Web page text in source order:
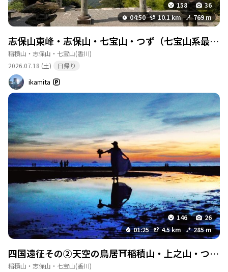
158
36
04:50
10.1 km 769 m
志保山東峰・志保山・七宝山・つず（七宝山系最高地）・上之山・稲積山
稲積山・志保山・七宝山(香川)
2026.07.18 (土)
日帰り
ikamita
146
26
01:25
4.5 km 285 m
四国遠征その②天空の鳥居⛩️稲積山・上之山・つず（七宝山系最高地）・七宝山
稲積山・志保山・七宝山(香川)